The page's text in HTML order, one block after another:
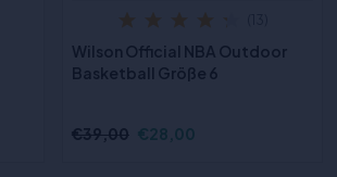
Wilson Official NBA Outdoor
Basketball Größe 6
€39,00 €28,00